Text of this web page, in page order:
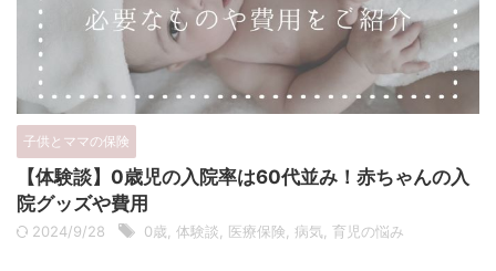
子供とママの保険
【体験談】0歳児の入院率は60代並み！赤ちゃんの入
院グッズや費用
2024/9/28 0歳 体験談 医療保険 病気 育児の悩み